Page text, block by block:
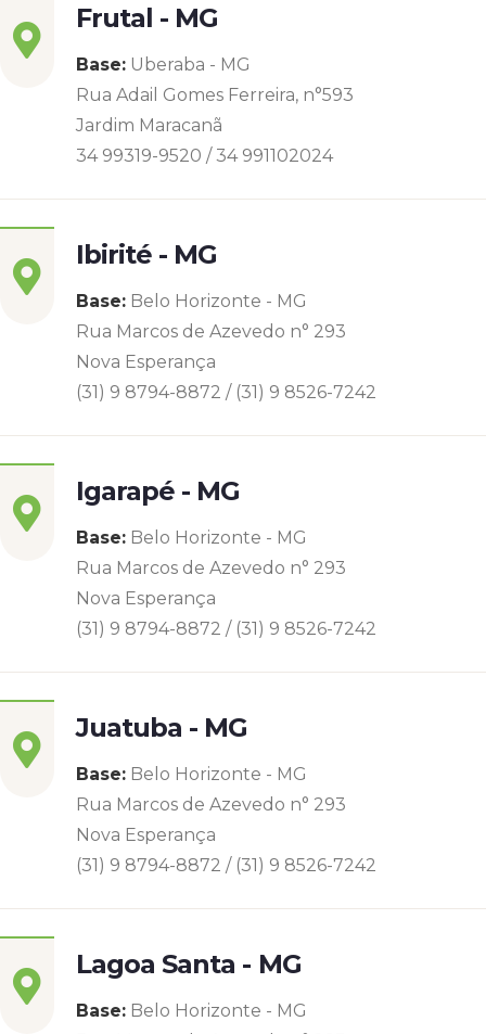
Frutal - MG
Base: Uberaba - MG
Rua Adail Gomes Ferreira, n°593
Jardim Maracanã
34 99319-9520 / 34 991102024
Ibirité - MG
Base: Belo Horizonte - MG
Rua Marcos de Azevedo n° 293
Nova Esperança
(31) 9 8794-8872 / (31) 9 8526-7242
Igarapé - MG
Base: Belo Horizonte - MG
Rua Marcos de Azevedo n° 293
Nova Esperança
(31) 9 8794-8872 / (31) 9 8526-7242
Juatuba - MG
Base: Belo Horizonte - MG
Rua Marcos de Azevedo n° 293
Nova Esperança
(31) 9 8794-8872 / (31) 9 8526-7242
Lagoa Santa - MG
Base: Belo Horizonte - MG